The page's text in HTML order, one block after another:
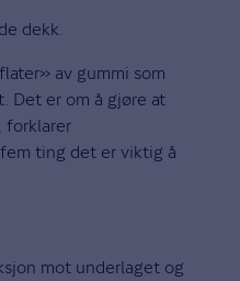
dekk.
av gummi som
Det er om å gjøre at
forklarer
ting det er viktig å
mot underlaget og